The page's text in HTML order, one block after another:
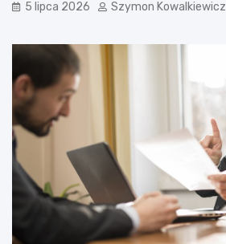
5 lipca 2026 Szymon Kowalkiewicz